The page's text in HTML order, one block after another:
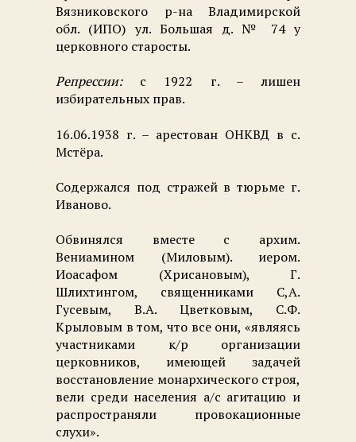
Вязниковского р-на Владимирской
обл. (ИПО) ул. Большая д. № 74 у
церковного старосты.
Репрессии:с 1922 г. – лишен
избирательных прав.
16.06.1938 г. – арестован ОНКВД в с.
Мстёра.
Содержался под стражей в тюрьме г.
Иваново.
Обвинялся вместе с архим.
Вениамином (Миловым). иером.
Иоасафом (Хрисановым), Г.
Шлихтингом, священниками С,А.
Гусевым, В.А. Цветковым, С.Ф.
Крыловым в том, что все они, «являясь
участниками к/р организации
церковников, имеющей задачей
восстановление монархического строя,
вели среди населения а/с агитацию и
распространяли провокационные
слухи».